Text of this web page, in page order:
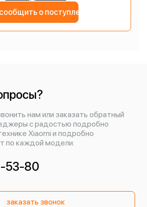
сообщить о поступлении
нам или заказать обратный
с радостью подробно
Xiaomi и подробно
по каждой модели.
53-80
заказать звонок